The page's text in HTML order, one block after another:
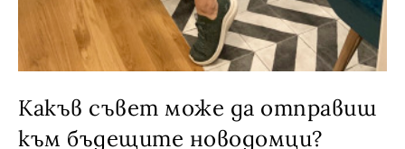
Какъв съвет може да отправиш
към бъдещите новодомци?